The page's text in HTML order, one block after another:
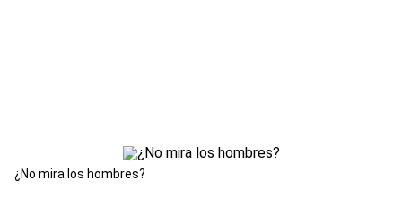
¿No mira los hombres?